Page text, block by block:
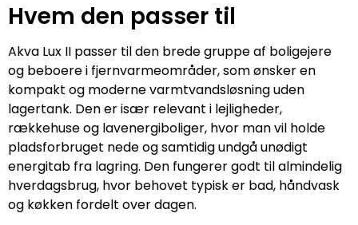
Hvem den passer til
Akva Lux II passer til den brede gruppe af boligejere
og beboere i fjernvarmeområder, som ønsker en
kompakt og moderne varmtvandsløsning uden
lagertank. Den er især relevant i lejligheder,
rækkehuse og lavenergiboliger, hvor man vil holde
pladsforbruget nede og samtidig undgå unødigt
energitab fra lagring. Den fungerer godt til almindelig
hverdagsbrug, hvor behovet typisk er bad, håndvask
og køkken fordelt over dagen.